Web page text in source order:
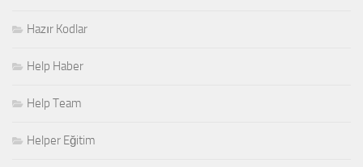
Hazır Kodlar
Help Haber
Help Team
Helper Eğitim